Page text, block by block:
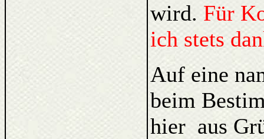
wird. Für
ich stets
Auf eine
beim
hier aus